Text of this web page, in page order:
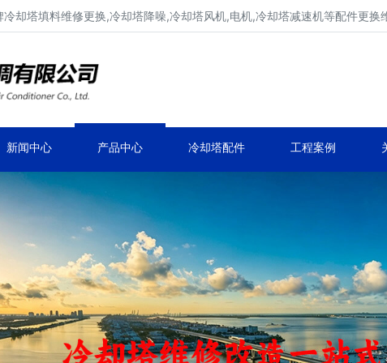
却塔填料维修更换,冷却塔降噪,冷却塔风机,电机,冷却塔减速机等配件更换
新闻中心 产品中心 冷却塔配件 工程案例